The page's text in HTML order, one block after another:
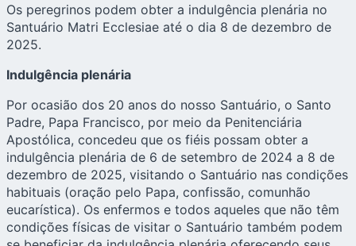
Os peregrinos podem obter a indulgência plenária no
Santuário Matri Ecclesiae até o dia 8 de dezembro de
2025.
Indulgência plenária
Por ocasião dos 20 anos do nosso Santuário, o Santo
Padre, Papa Francisco, por meio da Penitenciária
Apostólica, concedeu que os fiéis possam obter a
indulgência plenária de 6 de setembro de 2024 a 8 de
dezembro de 2025, visitando o Santuário nas condições
habituais (oração pelo Papa, confissão, comunhão
eucarística). Os enfermos e todos aqueles que não têm
condições físicas de visitar o Santuário também podem